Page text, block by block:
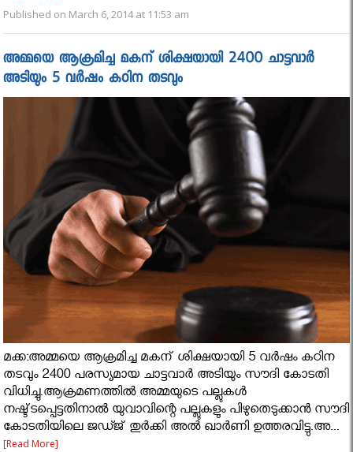
Published on March 6, 2014 at 11:53 am
അമ്മയെ ആക്രമിച്ച മകന് ശിക്ഷയായി 2400 ചാട്ടവാർ
അടിയും 5 വർഷം കഠിന തടവും
മക്ക:അമ്മയെ ആക്രമിച്ച മകന് ശിക്ഷയായി 5 വർഷം കഠിന
തടവും 2400 പരസ്യമായ ചാട്ടവാര്‍ അടിയും സൗദി കോടതി
വിധിച്ചു.ആക്രമണത്തിൽ അമ്മയുടെ പല്ലുകൾ
നഷ്ട്ടപ്പെട്ടതിനാൽ യുവാവിന്റെ പല്ലുകളും പിഴുതെടുക്കാൻ സൗദി
കോടതിയിലെ ജഡ്ജ് തുര്‍ക്കി അല്‍ ഖാര്‍ണി ഉത്തരവിട്ടു.അ...
[Read More]